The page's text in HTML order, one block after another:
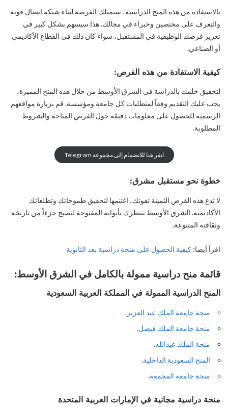
بالاستفادة من هذه المنح الدراسية، ستمتلك الفرصة لبناء شبكة اتصال قوية
والتعرف على مختصين وخبراء في مجالك. هذا سيسهم بشكل كبير في
تعزيز فرصك الوظيفية في المستقبل، سواء كان ذلك في القطاع الأكاديمي
أو الصناعي.
كيفية الاستفادة من هذه الفرص:
لتحقيق حلمك بالدراسة في الشرق الأوسط من خلال هذه المنح المميزة،
يجب عليك التقديم وفقاً لمتطلبات كل جامعة ومؤسسة. قم بزيارة مواقعهم
الرسمية للحصول على معلومات دقيقة حول الفرص المتاحة والشروط
المطلوبة.
انقر هنا للانضمام إلى مجموعة Telegram
خطوة نحو مستقبل مشرق:
لا تدع هذه الفرص الثمينة تفوتك، اغتنمها لتحقيق طموحاتك وتطلعاتك
الأكاديمية. الشرق الأوسط ينتظرك بأبوابه المفتوحة لتصبح جزءاً من تاريخه
وثقافته المتنوعة.
اقرأ أيضا: كيفية الحصول على منحة دراسية بعد الثانوية
قائمة منح دراسية ممولة بالكامل في الشرق الأوسط:
المنح الدراسية الممولة في المملكة العربية السعودية
منحة جامعة الملك عبد العزيز.
منحة جامعة الملك فيصل.
منحة الملك عبدالله.
المنح السعودية الداخلية.
منحة جامعة المجمعة.
منحة دراسية مجانية في الإمارات العربية المتحدة